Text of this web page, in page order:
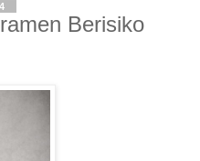
Berisiko